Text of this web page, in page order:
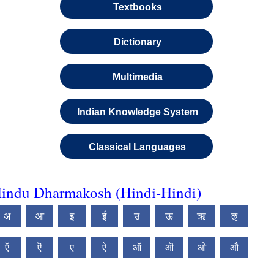
Textbooks
Dictionary
Multimedia
Indian Knowledge System
Classical Languages
Dharmakosh (Hindi-Hindi)
अ आ इ ई उ ऊ ऋ ऌ
ऍ ऎ ए ऐ ऑ ऒ ओ औ